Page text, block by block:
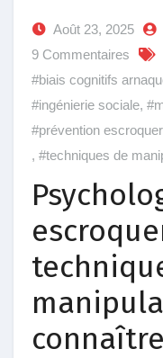
Août 23, 2025
9 Commentaires
#biais cognitifs
#ingénierie sociale,
#prévention
, #techniques de
connaître